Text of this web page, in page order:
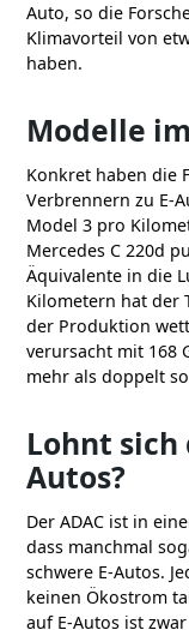
Auto, so die
Klimavorteil von
haben.
Modelle
Konkret haben die
Verbrennern zu E-
Model 3 pro
Mercedes C 220d
Äquivalente in die
Kilometern hat der
der Produktion
verursacht mit 168
mehr als doppelt
Lohnt sich
Autos?
Der ADAC ist in
dass manchmal
schwere E-Autos.
keinen Ökostrom
auf E-Autos ist